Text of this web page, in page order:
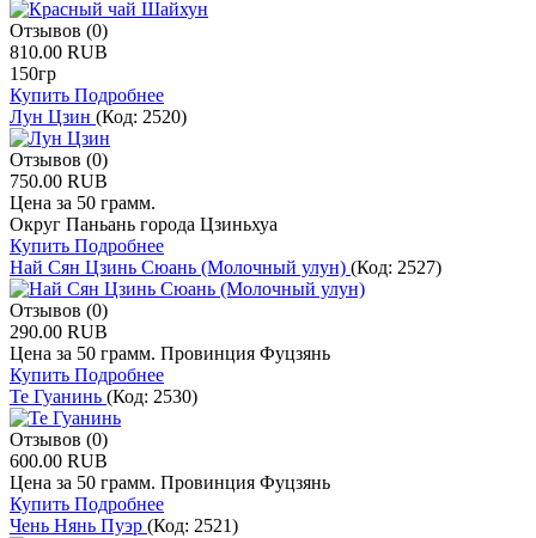
Отзывов (0)
810.00 RUB
150гр
Купить Подробнее
Лун Цзин (Код: 2520)
Отзывов (0)
750.00 RUB
Цена за 50 грамм.
Округ Паньань города Цзиньхуа
Купить Подробнее
Най Сян Цзинь Сюань (Молочный улун) (Код: 2527)
Отзывов (0)
290.00 RUB
Цена за 50 грамм. Провинция Фуцзянь
Купить Подробнее
Те Гуанинь (Код: 2530)
Отзывов (0)
600.00 RUB
Цена за 50 грамм. Провинция Фуцзянь
Купить Подробнее
Чень Нянь Пуэр (Код: 2521)